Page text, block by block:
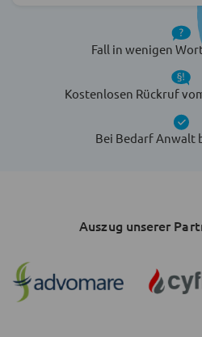
Fall in wenigen
Kostenlosen Rückruf
Bei Bedarf Anwalt
Auszug unserer